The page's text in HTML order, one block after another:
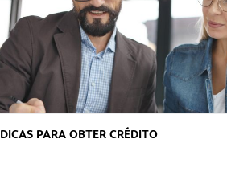
DICAS PARA OBTER CRÉDITO